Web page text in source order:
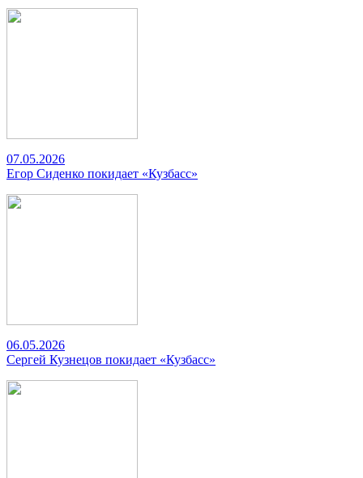
07.05.2026
Егор Сиденко покидает «Кузбасс»
06.05.2026
Сергей Кузнецов покидает «Кузбасс»